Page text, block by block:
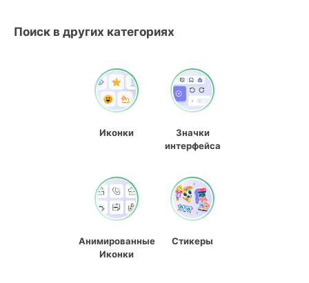
Поиск в других категориях
Иконки
Значки
интерфейса
Анимированные
Иконки
Стикеры